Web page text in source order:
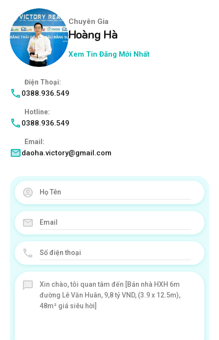
Chuyên Gia
Hoàng Hà
Xem Tin Đăng Mới Nhất
Điện Thoại:
0388.936.549
Hotline:
0388.936.549
Email:
daoha.victory@gmail.com